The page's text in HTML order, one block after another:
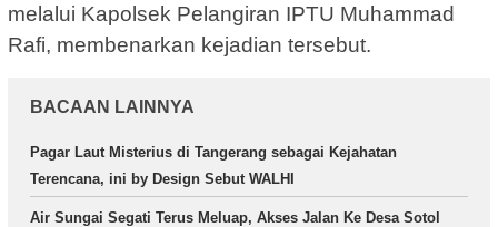
melalui Kapolsek Pelangiran IPTU Muhammad
Rafi, membenarkan kejadian tersebut.
BACAAN LAINNYA
Pagar Laut Misterius di Tangerang sebagai Kejahatan
Terencana, ini by Design Sebut WALHI
Air Sungai Segati Terus Meluap, Akses Jalan Ke Desa Sotol